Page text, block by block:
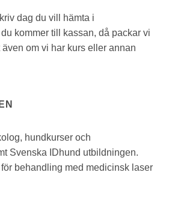
dag du vill hämta i
kommer till kassan, då packar vi
om vi har kurs eller annan
hundkurser och
Svenska IDhund utbildningen.
behandling med medicinsk laser